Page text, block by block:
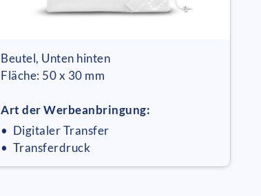
Beutel, Unten hinten
Fläche: 50 x 30 mm
Art der Werbeanbringung:
• Digitaler Transfer
• Transferdruck